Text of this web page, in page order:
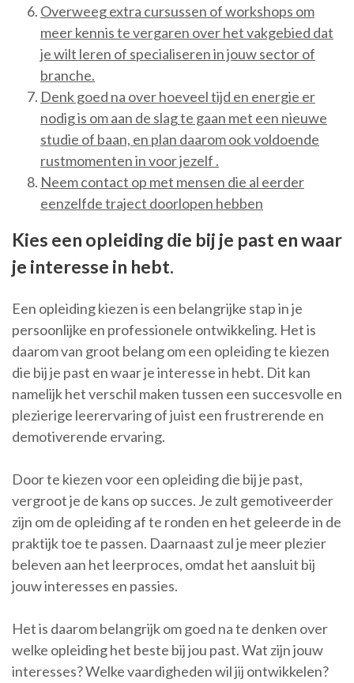
Overweeg extra cursussen of workshops om
meer kennis te vergaren over het vakgebied dat
je wilt leren of specialiseren in jouw sector of
branche.
Denk goed na over hoeveel tijd en energie er
nodig is om aan de slag te gaan met een nieuwe
studie of baan, en plan daarom ook voldoende
rustmomenten in voor jezelf .
Neem contact op met mensen die al eerder
eenzelfde traject doorlopen hebben
Kies een opleiding die bij je past en waar
je interesse in hebt.
Een opleiding kiezen is een belangrijke stap in je
persoonlijke en professionele ontwikkeling. Het is
daarom van groot belang om een opleiding te kiezen
die bij je past en waar je interesse in hebt. Dit kan
namelijk het verschil maken tussen een succesvolle en
plezierige leerervaring of juist een frustrerende en
demotiverende ervaring.
Door te kiezen voor een opleiding die bij je past,
vergroot je de kans op succes. Je zult gemotiveerder
zijn om de opleiding af te ronden en het geleerde in de
praktijk toe te passen. Daarnaast zul je meer plezier
beleven aan het leerproces, omdat het aansluit bij
jouw interesses en passies.
Het is daarom belangrijk om goed na te denken over
welke opleiding het beste bij jou past. Wat zijn jouw
interesses? Welke vaardigheden wil jij ontwikkelen?